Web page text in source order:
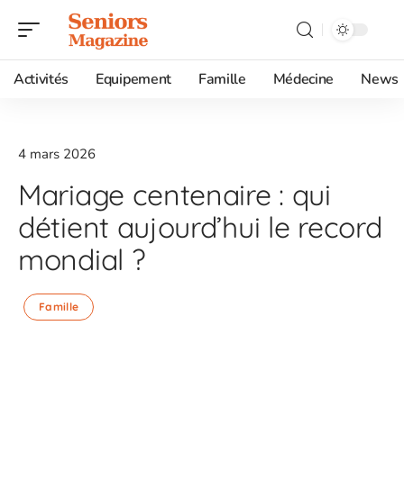
Activités Equipement Famille Médecine News
4 mars 2026
Mariage centenaire : qui
détient aujourd’hui le record
mondial ?
Famille